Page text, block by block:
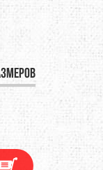
ФУРНИТУРА
DUNLOP
FITWELL